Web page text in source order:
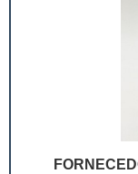
em diversas
principais
gerados pelo
facilidade de